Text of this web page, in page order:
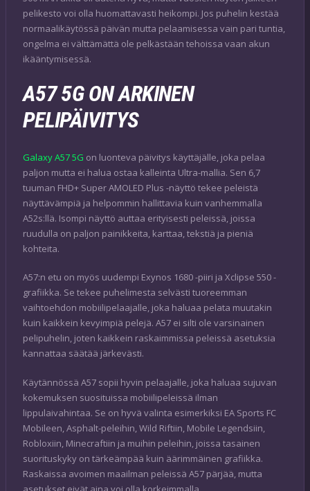
pelikesto voi olla huomattavasti heikompi. Jos puhelin kestää
normaalikäytössä päivän mutta pelaamisessa vain pari tuntia,
ongelma ei välttämättä ole pelkästään tehoissa vaan akun
ikääntymisessä.
A57 5G ON ARKINEN
PELIPÄIVITYS
Galaxy A57 5G on luonteva päivitys käyttäjälle, joka pelaa
paljon mutta ei halua ostaa kalleinta Ultra-mallia. Sen 6,7
tuuman FHD+ Super AMOLED Plus -näyttö tekee peleistä
näyttävämpiä ja helpommin hallittavia kuin vanhemmalla
A52s:llä. Isompi näyttö auttaa erityisesti peleissä, joissa
ruudulla on paljon painikkeita, karttaa, tekstiä ja pieniä
kohteita.
A57:n etu on myös uudempi Exynos 1680 -piiri ja Xclipse 550 -
grafiikka. Se tekee puhelimesta selvästi tuoreemman
vaihtoehdon mobiilipelaajalle, joka haluaa pelata muutakin
kuin kaikkein kevyimpiä pelejä. A57 ei silti ole varsinainen
pelipuhelin, joten kaikkein raskaimmissa peleissä asetuksia
kannattaa säätää järkevästi.
Käytännössä A57 sopii hyvin pelaajalle, joka haluaa sujuvan
kokemuksen suosituissa mobiilipeleissä ilman
lippulaivahintaa. Se on hyvä valinta esimerkiksi EA Sports FC
Mobileen, Asphalt-peleihin, Wild Riftiin, Mobile Legendsiin,
Robloxiin, Minecraftiin ja muihin peleihin, joissa tasainen
suorituskyky on tärkeämpää kuin äärimmäinen grafiikka.
Raskaissa avoimen maailman peleissä A57 pärjää, mutta